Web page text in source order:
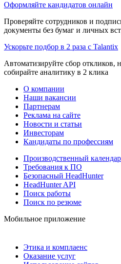
Оформляйте кандидатов онлайн
Проверяйте сотрудников и
документы без бумаг и личных
Ускорьте подбор в 2 раза с Talantix
Автоматизируйте сбор откликов,
собирайте аналитику в 2 клика
О компании
Наши вакансии
Партнерам
Реклама на сайте
Новости и статьи
Инвесторам
Кандидаты по профессиям
Производственный
Требования к ПО
Безопасный HeadHunter
HeadHunter API
Поиск работы
Поиск по резюме
Мобильное приложение
Этика и комплаенс
Оказание услуг